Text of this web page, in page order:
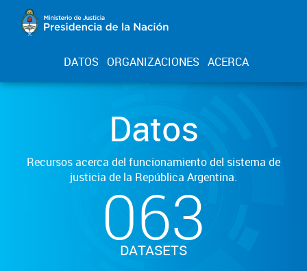
DATOS ORGANIZACIONES ACERCA
Datos
Recursos acerca del funcionamiento del sistema de
justicia de la República Argentina.
063
DATASETS